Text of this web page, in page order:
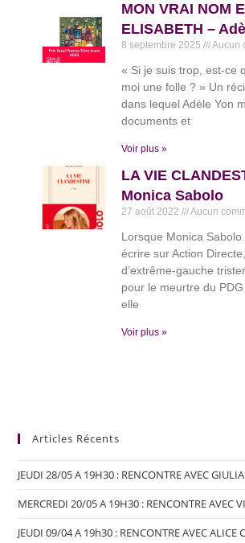
MON VRAI NOM
ELISABETH –
8 septembre 2025 Aucun
« Si je suis trop, est-ce
moi une folle ? » Un
dans lequel Adèle Yon
documents et
Voir plus »
LA VIE
Monica Sabolo
27 août 2022 Aucun
Lorsque Monica
écrire sur Action
d’extrême-gauche
pour le meurtre du
elle
Voir plus »
Articles Récents
JEUDI 28/05 A 19H30 : RENCONTRE AVEC
MERCREDI 20/05 A 19H30 : RENCONTRE AVEC
JEUDI 09/04 A 19h30 : RENCONTRE AVEC ALICE